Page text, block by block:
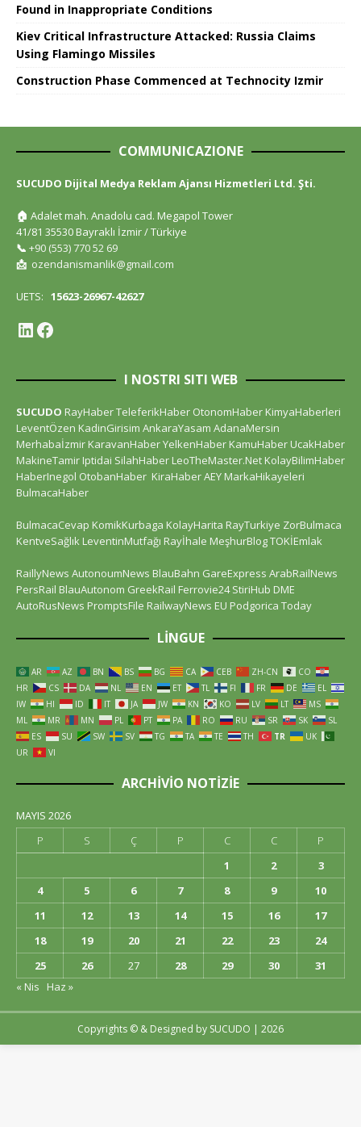
Found in Inappropriate Conditions
Kiev Critical Infrastructure Attacked: Russia Claims
Using Flamingo Missiles
Construction Phase Commenced at Technocity Izmir
COMMUNICAZIONE
SUCUDO Dijital Medya Reklam Ajansı Hizmetleri Ltd. Şti.
🏠 Adalet mah. Anadolu cad. Megapol Tower
41/81 35530 Bayraklı İzmir / Türkiye
📞 +90 (553) 770 52 69
📩 ozendanismanlik@gmail.com
UETS: 15623-26967-42627
I NOSTRI SITI WEB
SUCUDO RayHaberTeleferikHaber OtonomHaber KimyaHaberleri
LeventÖzen KadinGirisim AnkaraYasam AdanaMersin
Merhabaİzmir KaravanHaberYelkenHaber KamuHaber UcakHaber
MakineTamir Iptidai SilahHaber LeoTheMaster.Net KolayBilimHaber
HaberInegol OtobanHaber KiraHaberAEY MarkaHikayeleri
BulmacaHaber
BulmacaCevap KomikKurbaga KolayHarita RayTurkiye ZorBulmaca
KentveSağlık LeventinMutfağı Rayİhale MeşhurBlogTOKİEmlak
RaillyNews AutonoumNews BlauBahn GareExpress ArabRailNews
PersRail BlauAutonom GreekRail Ferrovie24 StiriHub DME
AutoRusNews PromptsFile RailwayNews EU Podgorica Today
LINGUE
AR AZ BN BS BG CA CEB ZH-CN
CO
HR
CS DA NL EN ET TL FI FR DE
EL
IW
HI ID IT JA JW KN KO LV LT
MS
ML
MR MN PL PT PA RO RU SR SK
SL
ES
SU SW SV TG TA TE TH TR
UK
UR
VI
ARCHIVIO NOTIZIE
MAYIS 2026
P
S Ç P C C
P
1
2
3
4
5 6 7 8 9
10
11
12 13 14 15 16
17
18
19 20 21 22 23
24
25
26 27 28 29 30
31
« Nis
Haz »
Copyrights © & Designed by SUCUDO | 2026